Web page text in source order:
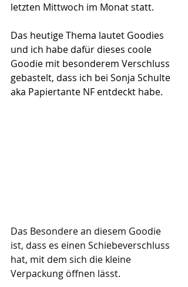
letzten Mittwoch im Monat statt.
Das heutige Thema lautet Goodies
und ich habe dafür dieses coole
Goodie mit besonderem Verschluss
gebastelt, dass ich bei Sonja Schulte
aka Papiertante NF entdeckt habe.
Das Besondere an diesem Goodie
ist, dass es einen Schiebeverschluss
hat, mit dem sich die kleine
Verpackung öffnen lässt.